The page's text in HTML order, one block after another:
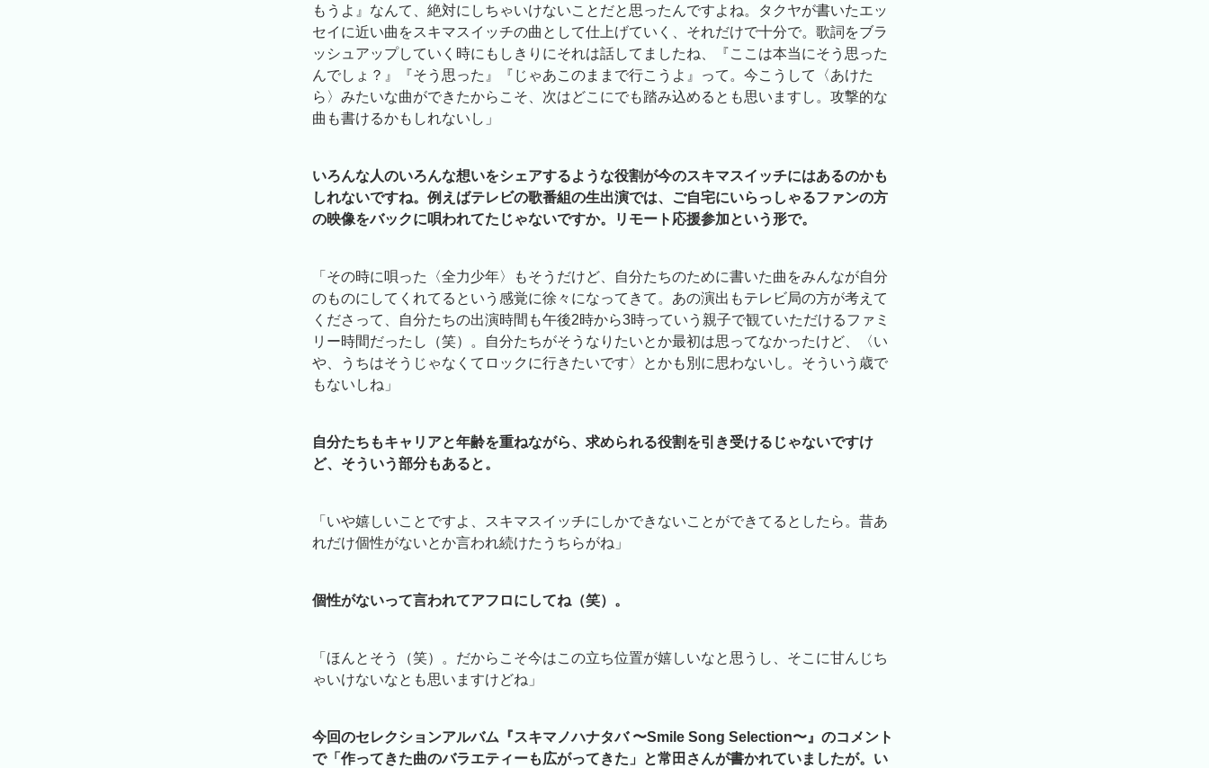
もうよ』なんて、絶対にしちゃいけないことだと思ったんですよね。タクヤが書いたエッ
セイに近い曲をスキマスイッチの曲として仕上げていく、それだけで十分で。歌詞をブラ
ッシュアップしていく時にもしきりにそれは話してましたね、『ここは本当にそう思った
んでしょ？』『そう思った』『じゃあこのままで行こうよ』って。今こうして〈あけた
ら〉みたいな曲ができたからこそ、次はどこにでも踏み込めるとも思いますし。攻撃的な
曲も書けるかもしれないし」
いろんな人のいろんな想いをシェアするような役割が今のスキマスイッチにはあるのかも
しれないですね。例えばテレビの歌番組の生出演では、ご自宅にいらっしゃるファンの方
の映像をバックに唄われてたじゃないですか。リモート応援参加という形で。
「その時に唄った〈全力少年〉もそうだけど、自分たちのために書いた曲をみんなが自分
のものにしてくれてるという感覚に徐々になってきて。あの演出もテレビ局の方が考えて
くださって、自分たちの出演時間も午後2時から3時っていう親子で観ていただけるファミ
リー時間だったし（笑）。自分たちがそうなりたいとか最初は思ってなかったけど、〈い
や、うちはそうじゃなくてロックに行きたいです〉とかも別に思わないし。そういう歳で
もないしね」
自分たちもキャリアと年齢を重ねながら、求められる役割を引き受けるじゃないですけ
ど、そういう部分もあると。
「いや嬉しいことですよ、スキマスイッチにしかできないことができてるとしたら。昔あ
れだけ個性がないとか言われ続けたうちらがね」
個性がないって言われてアフロにしてね（笑）。
「ほんとそう（笑）。だからこそ今はこの立ち位置が嬉しいなと思うし、そこに甘んじち
ゃいけないなとも思いますけどね」
今回のセレクションアルバム『スキマノハナタバ 〜Smile Song Selection〜』のコメント
で「作ってきた曲のバラエティーも広がってきた」と常田さんが書かれていましたが。い